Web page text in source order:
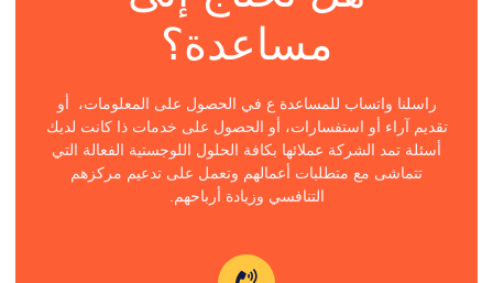
مساعدة؟
راسلنا واتساب للمساعدة ع في الحصول على المعلومات، أو
تقديم آراء أو استفسارات، أو الحصول على خدمات ذا كانت لديك
أسئلة تمد الشركة عملائها بكافة الحلول اللوجستية الفعالة التي
تتماشى مع متطلبات أعمالهم وتعمل على تدعيم مركزهم
التنافسي وزيادة أرباحهم.